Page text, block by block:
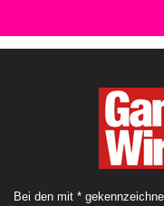
Bei den mit *